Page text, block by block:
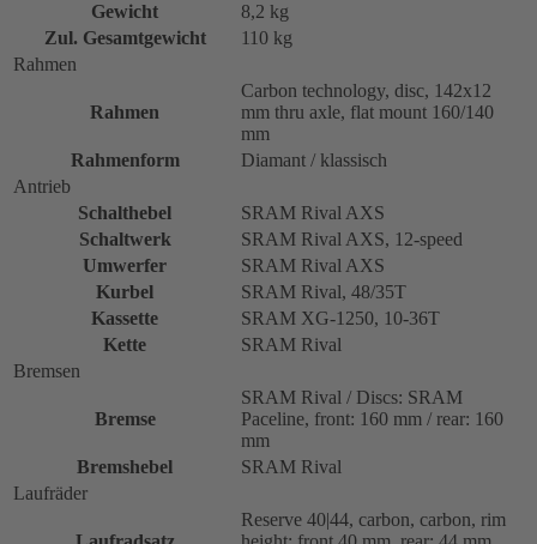
Gewicht
8,2 kg
Zul. Gesamtgewicht
110 kg
Rahmen
Rahmen
Carbon technology, disc, 142x12
mm thru axle, flat mount 160/140
mm
Rahmenform
Diamant / klassisch
Antrieb
Schalthebel
SRAM Rival AXS
Schaltwerk
SRAM Rival AXS, 12-speed
Umwerfer
SRAM Rival AXS
Kurbel
SRAM Rival, 48/35T
Kassette
SRAM XG-1250, 10-36T
Kette
SRAM Rival
Bremsen
Bremse
SRAM Rival / Discs: SRAM
Paceline, front: 160 mm / rear: 160
mm
Bremshebel
SRAM Rival
Laufräder
Reserve 40|44, carbon, carbon, rim